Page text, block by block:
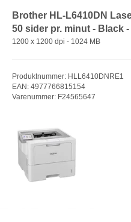
Brother HL-L6410DN
50 sider pr. minut - Black -
1200 x 1200 dpi - 1024 MB
Produktnummer: HLL6410DNRE1
EAN: 4977766815154
Varenummer: F24565647